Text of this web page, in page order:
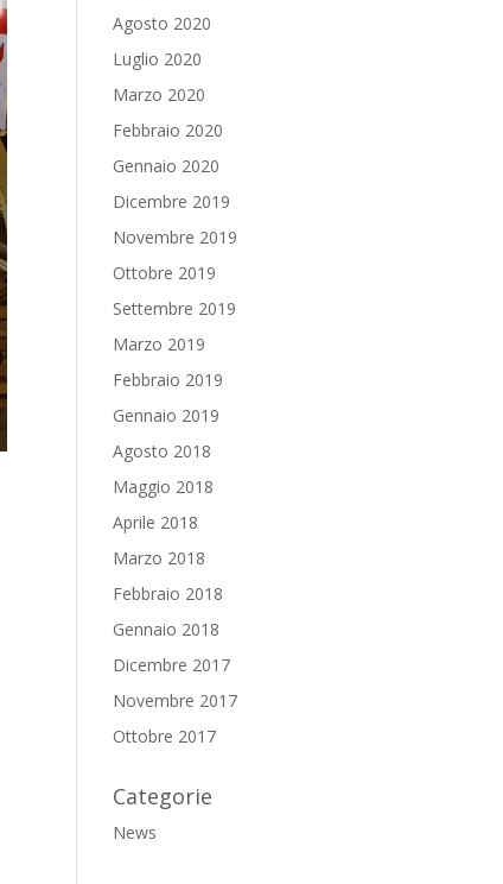
Agosto 2020
Luglio 2020
Marzo 2020
Febbraio 2020
Gennaio 2020
Dicembre 2019
Novembre 2019
Ottobre 2019
Settembre 2019
Marzo 2019
Febbraio 2019
Gennaio 2019
Agosto 2018
Maggio 2018
Aprile 2018
Marzo 2018
Febbraio 2018
Gennaio 2018
Dicembre 2017
Novembre 2017
Ottobre 2017
Categorie
News